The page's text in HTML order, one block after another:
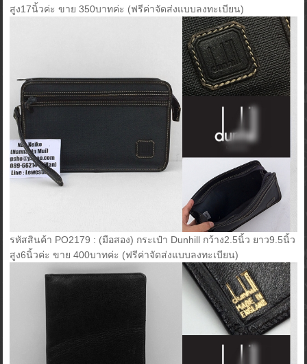
สูง17นิ้วค่ะ ขาย 350บาทค่ะ (ฟรีค่าจัดส่งแบบลงทะเบียน)
รหัสสินค้า PO2179 : (มือสอง) กระเป๋า Dunhill กว้าง2.5นิ้ว ยาว9.5นิ้ว
สูง6นิ้วค่ะ ขาย 400บาทค่ะ (ฟรีค่าจัดส่งแบบลงทะเบียน)